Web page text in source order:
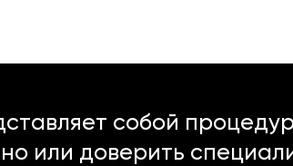
собой
или доверить